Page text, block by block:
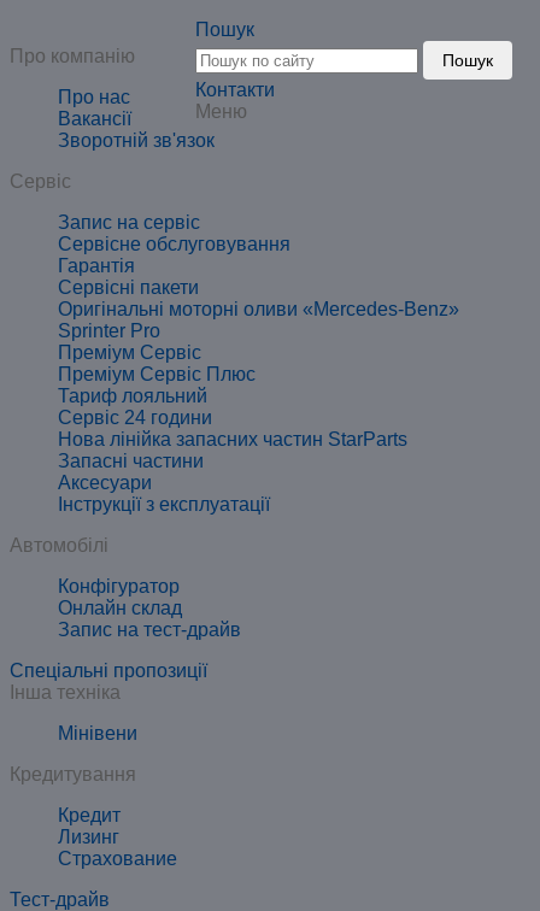
Пошук
Пошук
Контакти
Меню
Про компанію
Про нас
Вакансії
Зворотній зв'язок
Сервіс
Запис на сервіс
Сервісне обслуговування
Гарантія
Сервісні пакети
Оригінальні моторні оливи «Mercedes-Benz»
Sprinter Pro
Преміум Сервіс
Преміум Сервіс Плюс
Тариф лояльний
Сервіс 24 години
Нова лінійка запасних частин StarParts
Запасні частини
Аксесуари
Інструкції з експлуатації
Автомобілі
Конфігуратор
Онлайн склад
Запис на тест-драйв
Спеціальні пропозиції
Інша техніка
Мінівени
Кредитування
Кредит
Лизинг
Страхование
Тест-драйв